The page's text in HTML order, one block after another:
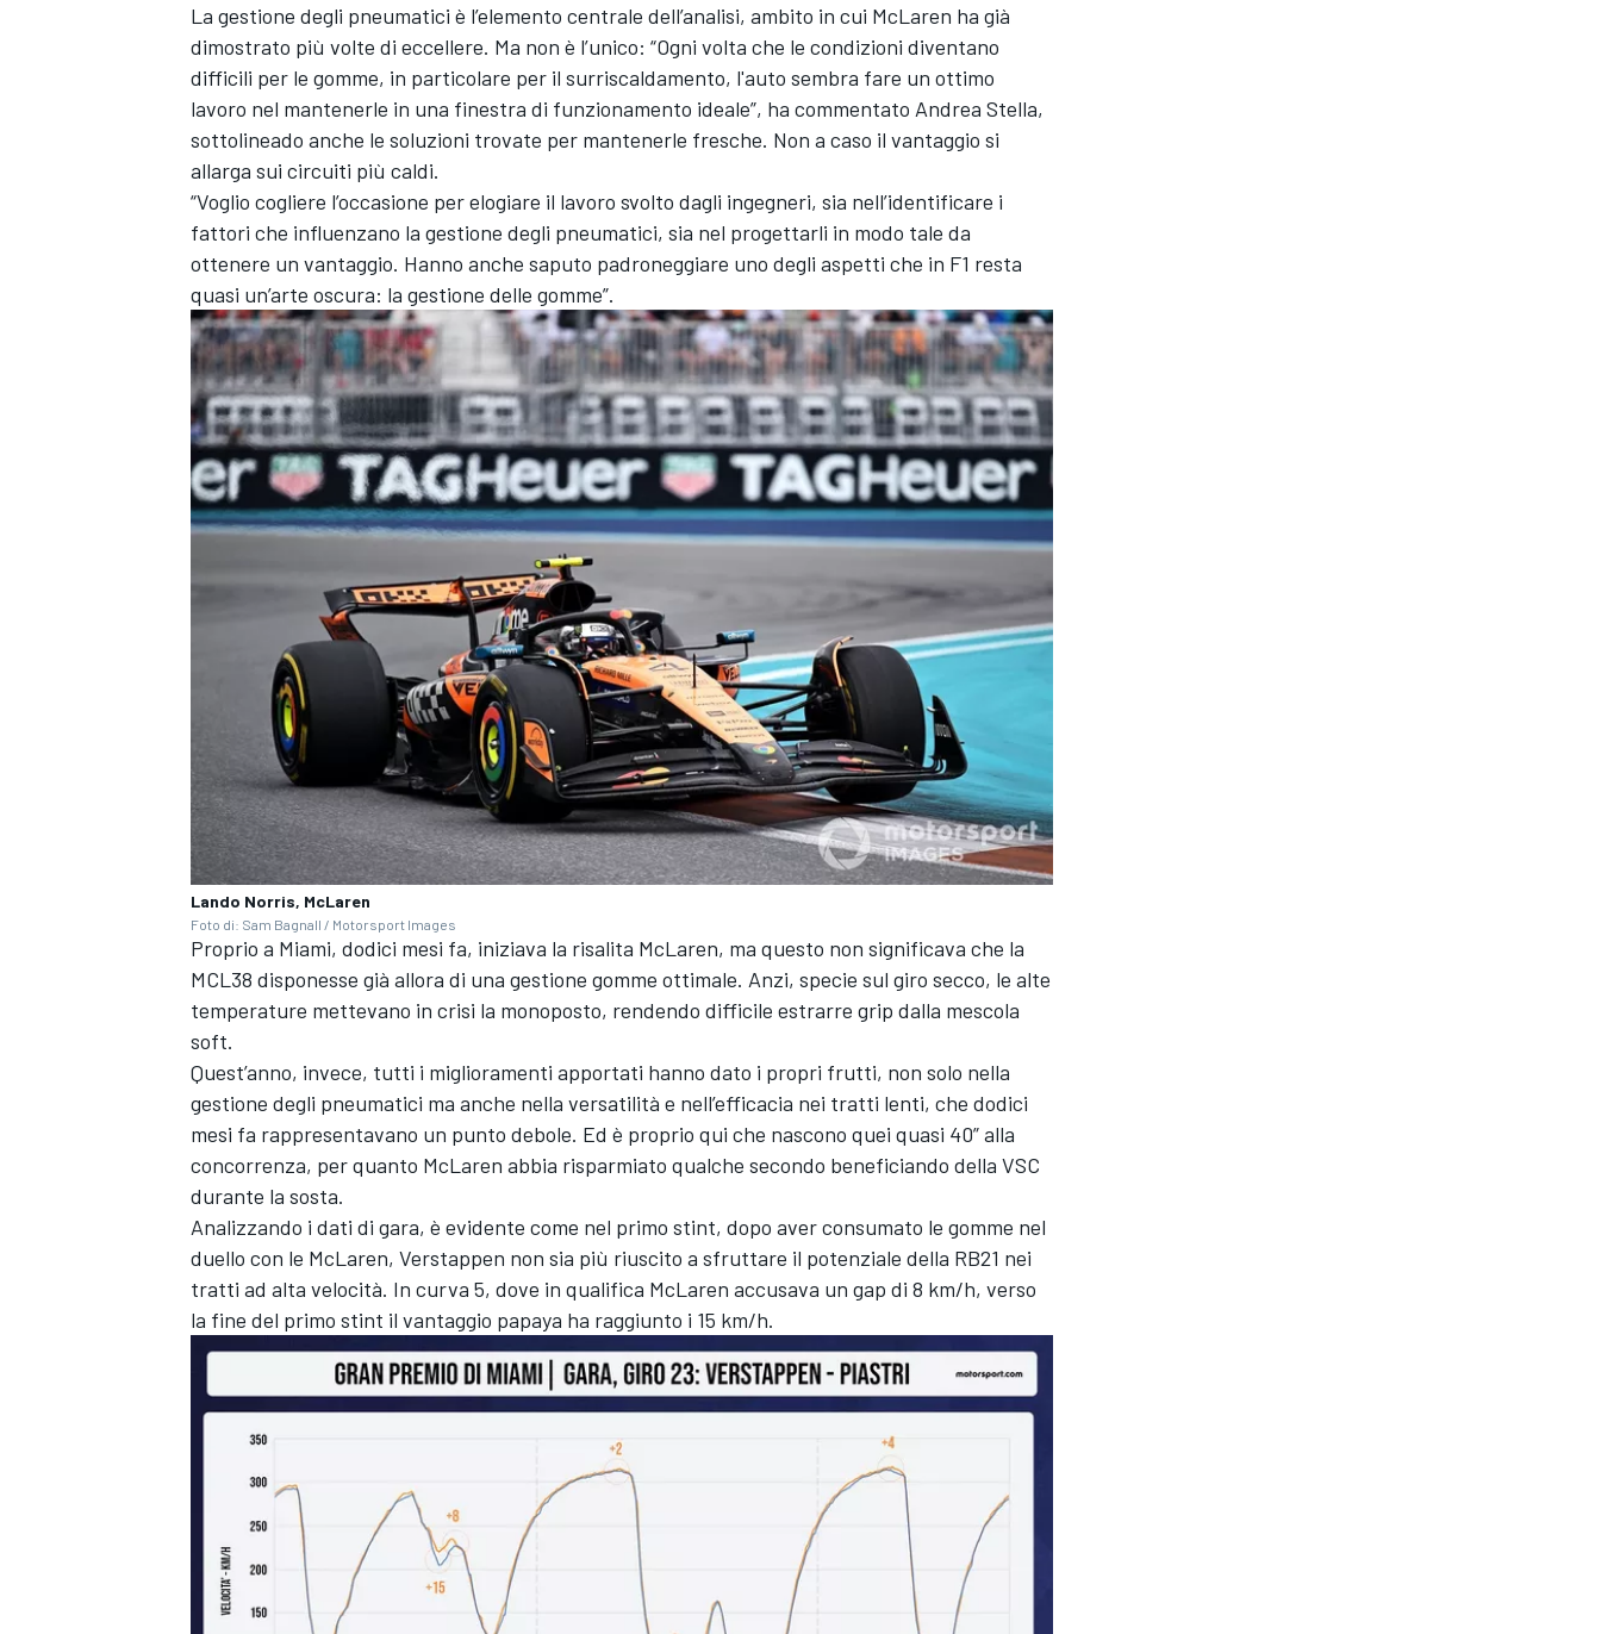
MONOMARCA
RALLY
La gestione degli pneumatici è l’elemento centrale dell’analisi, ambito in cui McLaren ha già
dimostrato più volte di eccellere. Ma non è l’unico: “Ogni volta che le condizioni diventano
difficili per le gomme, in particolare per il surriscaldamento, l'auto sembra fare un ottimo
lavoro nel mantenerle in una finestra di funzionamento ideale”, ha commentato Andrea Stella,
sottolineado anche le soluzioni trovate per mantenerle fresche. Non a caso il vantaggio si
allarga sui circuiti più caldi.
“Voglio cogliere l’occasione per elogiare il lavoro svolto dagli ingegneri, sia nell’identificare i
fattori che influenzano la gestione degli pneumatici, sia nel progettarli in modo tale da
ottenere un vantaggio. Hanno anche saputo padroneggiare uno degli aspetti che in F1 resta
quasi un’arte oscura: la gestione delle gomme”.
Lando Norris, McLaren
Foto di: Sam Bagnall / Motorsport Images
Proprio a Miami, dodici mesi fa, iniziava la risalita McLaren, ma questo non significava che la
MCL38 disponesse già allora di una gestione gomme ottimale. Anzi, specie sul giro secco, le alte
temperature mettevano in crisi la monoposto, rendendo difficile estrarre grip dalla mescola
soft.
Quest’anno, invece, tutti i miglioramenti apportati hanno dato i propri frutti, non solo nella
gestione degli pneumatici ma anche nella versatilità e nell’efficacia nei tratti lenti, che dodici
mesi fa rappresentavano un punto debole. Ed è proprio qui che nascono quei quasi 40” alla
concorrenza, per quanto McLaren abbia risparmiato qualche secondo beneficiando della VSC
durante la sosta.
Analizzando i dati di gara, è evidente come nel primo stint, dopo aver consumato le gomme nel
duello con le McLaren, Verstappen non sia più riuscito a sfruttare il potenziale della RB21 nei
tratti ad alta velocità. In curva 5, dove in qualifica McLaren accusava un gap di 8 km/h, verso
la fine del primo stint il vantaggio papaya ha raggiunto i 15 km/h.